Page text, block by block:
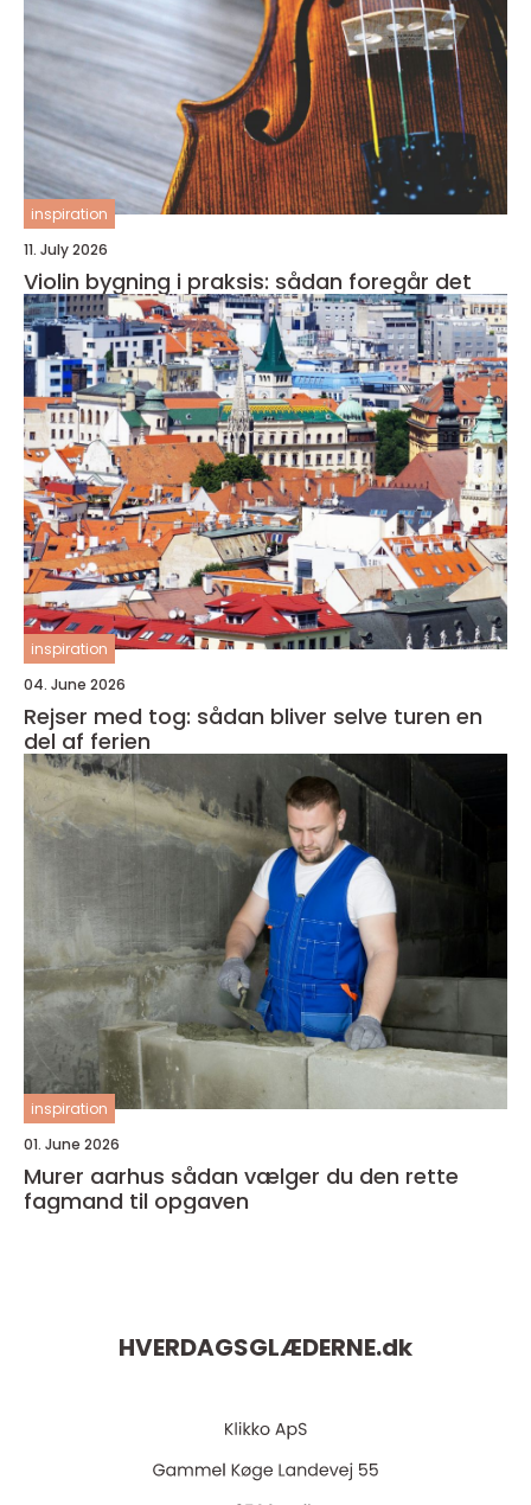
inspiration
11. July 2026
Violin bygning i praksis: sådan foregår det
inspiration
04. June 2026
Rejser med tog: sådan bliver selve turen en
del af ferien
inspiration
01. June 2026
Murer aarhus sådan vælger du den rette
fagmand til opgaven
HVERDAGSGLÆDERNE.dk